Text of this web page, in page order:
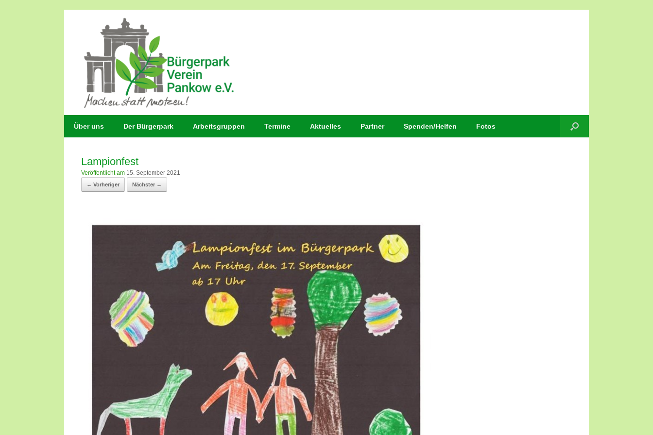
Über uns Der Bürgerpark Arbeitsgruppen Termine Aktuelles Partner Spenden/Helfen Fotos
Lampionfest
Veröffentlicht am 15. September 2021
← Vorheriger Nächster →